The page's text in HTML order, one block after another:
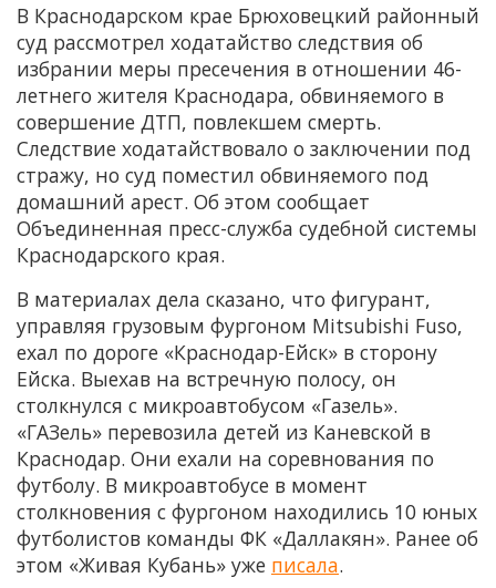
В Краснодарском крае Брюховецкий районный
суд рассмотрел ходатайство следствия об
избрании меры пресечения в отношении 46-
летнего жителя Краснодара, обвиняемого в
совершение ДТП, повлекшем смерть.
Следствие ходатайствовало о заключении под
стражу, но суд поместил обвиняемого под
домашний арест. Об этом сообщает
Объединенная пресс-служба судебной системы
Краснодарского края.
В материалах дела сказано, что фигурант,
управляя грузовым фургоном Mitsubishi Fuso,
ехал по дороге «Краснодар-Ейск» в сторону
Ейска. Выехав на встречную полосу, он
столкнулся с микроавтобусом «Газель».
«ГАЗель» перевозила детей из Каневской в
Краснодар. Они ехали на соревнования по
футболу. В микроавтобусе в момент
столкновения с фургоном находились 10 юных
футболистов команды ФК «Даллакян». Ранее об
этом «Живая Кубань» уже писала.